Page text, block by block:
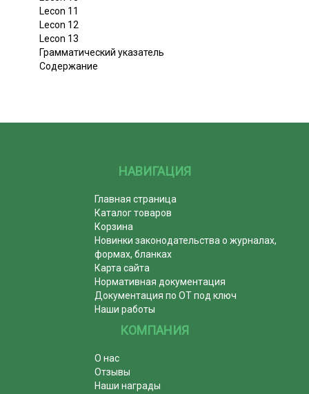
Lecon 11
Lecon 12
Lecon 13
Грамматический указатель
Содержание
НАВИГАЦИЯ
Главная страница
Каталог товаров
Корзина
Новинки законодательства о журналах,
формах, бланках
Карта сайта
Нормативная документация
Документация по ОТ под ключ
Наши работы
КОМПАНИЯ
О нас
Отзывы
Наши награды